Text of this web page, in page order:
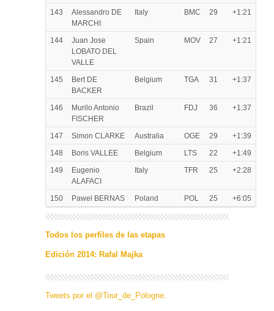
143
Alessandro DE
MARCHI
Italy BMC 29 +1:21
144
Juan Jose
LOBATO DEL
VALLE
Spain MOV 27 +1:21
145
Bert DE
BACKER
Belgium TGA 31 +1:37
146
Murilo Antonio
FISCHER
Brazil FDJ 36 +1:37
147 Simon CLARKE Australia OGE 29
+1:39
148
Boris VALLEE Belgium LTS 22
+1:49
149
Eugenio
ALAFACI
Italy TFR 25 +2:28
150 Pawel BERNAS Poland POL 25 +6:05
Todos los perfiles de las etapas
Edición 2014: Rafal Majka
Tweets por el @Tour_de_Pologne.